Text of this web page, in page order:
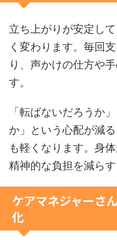
立ち上がりが安定し
く変わります。毎回
り、声かけの仕方や
す。
「転ばないだろうか
か」という心配が減
も軽くなります。身
精神的な負担を減ら
ケアマネジャーさ
化